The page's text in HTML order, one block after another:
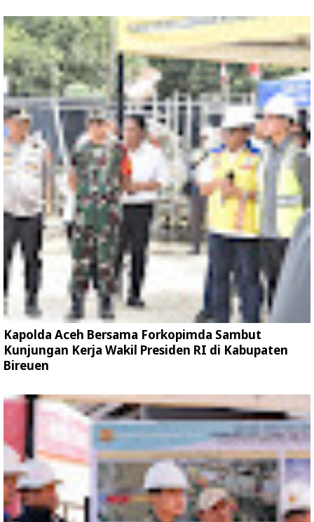
Kapolda Aceh Bersama Forkopimda Sambut
Kunjungan Kerja Wakil Presiden RI di Kabupaten
Bireuen